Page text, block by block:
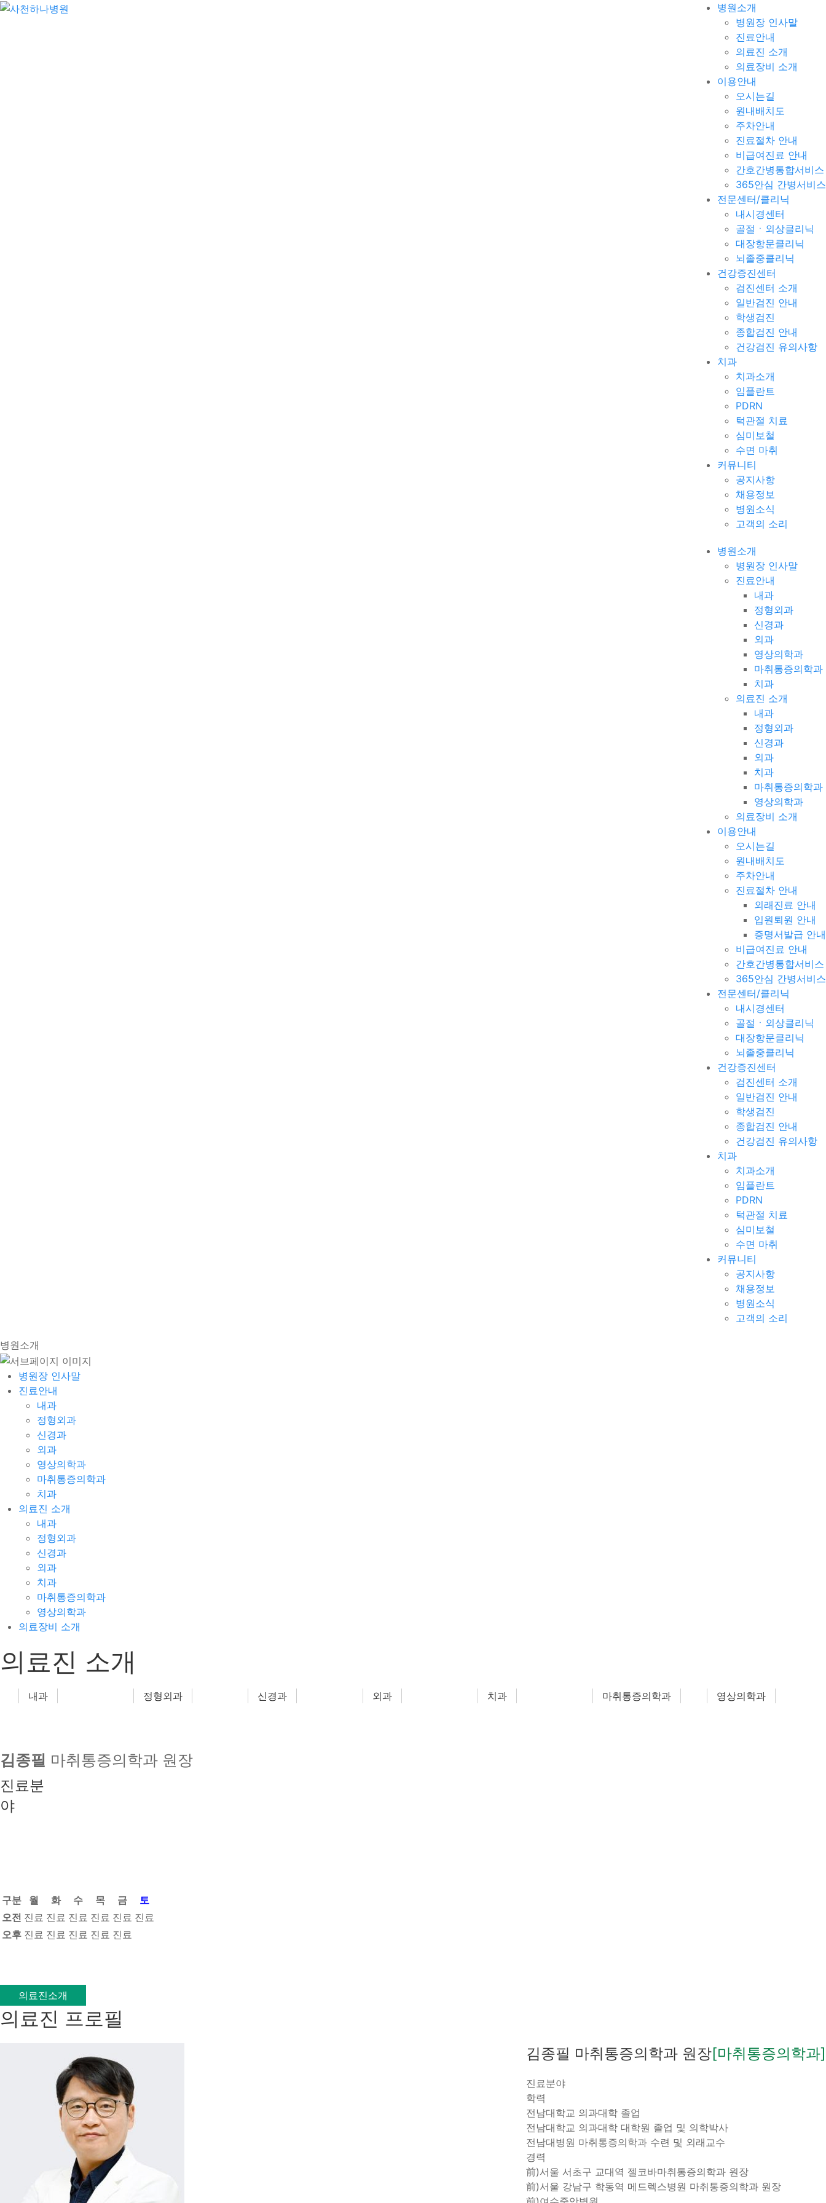
병원소개
병원장 인사말
진료안내
의료진 소개
의료장비 소개
이용안내
오시는길
원내배치도
주차안내
진료절차 안내
비급여진료 안내
간호간병통합서비스
365안심 간병서비스
전문센터/클리닉
내시경센터
골절ㆍ외상클리닉
대장항문클리닉
뇌졸중클리닉
건강증진센터
검진센터 소개
일반검진 안내
학생검진
종합검진 안내
건강검진 유의사항
치과
치과소개
임플란트
PDRN
턱관절 치료
심미보철
수면 마취
커뮤니티
공지사항
채용정보
병원소식
고객의 소리
병원소개
병원장 인사말
진료안내
내과
정형외과
신경과
외과
영상의학과
마취통증의학과
치과
의료진 소개
내과
정형외과
신경과
외과
치과
마취통증의학과
영상의학과
의료장비 소개
이용안내
오시는길
원내배치도
주차안내
진료절차 안내
외래진료 안내
입원퇴원 안내
증명서발급 안내
비급여진료 안내
간호간병통합서비스
365안심 간병서비스
전문센터/클리닉
내시경센터
골절ㆍ외상클리닉
대장항문클리닉
뇌졸중클리닉
건강증진센터
검진센터 소개
일반검진 안내
학생검진
종합검진 안내
건강검진 유의사항
치과
치과소개
임플란트
PDRN
턱관절 치료
심미보철
수면 마취
커뮤니티
공지사항
채용정보
병원소식
고객의 소리
병원소개
병원장 인사말
진료안내
내과
정형외과
신경과
외과
영상의학과
마취통증의학과
치과
의료진 소개
내과
정형외과
신경과
외과
치과
마취통증의학과
영상의학과
의료장비 소개
의료진 소개
내과 정형외과 신경과 외과 치과 마취통증의학과 영상의학과
김종필 마취통증의학과 원장
진료분
야
구분 월 화 수 목 금
토
오전 진료 진료 ​진료​ 진료 진료 ​진료​
오후 진료 진료 진료 진료 진료
의료진소개
의료진 프로필
김종필 마취통증의학과 원장[마취통증의학과]
진료분야
학력
전남대학교 의과대학 졸업
전남대학교 의과대학 대학원 졸업 및 의학박사
전남대병원 마취통증의학과 수련 및 외래교수
경력
前)서울 서초구 교대역 젤코바마취통증의학과 원장
前)서울 강남구 학동역 메드렉스병원 마취통증의학과 원장